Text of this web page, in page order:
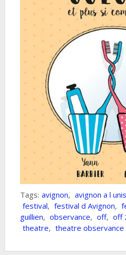
Tags: avignon, avignon a l
festival, festival d Avignon,
guillien, observance, off, off
theatre, theatre observance